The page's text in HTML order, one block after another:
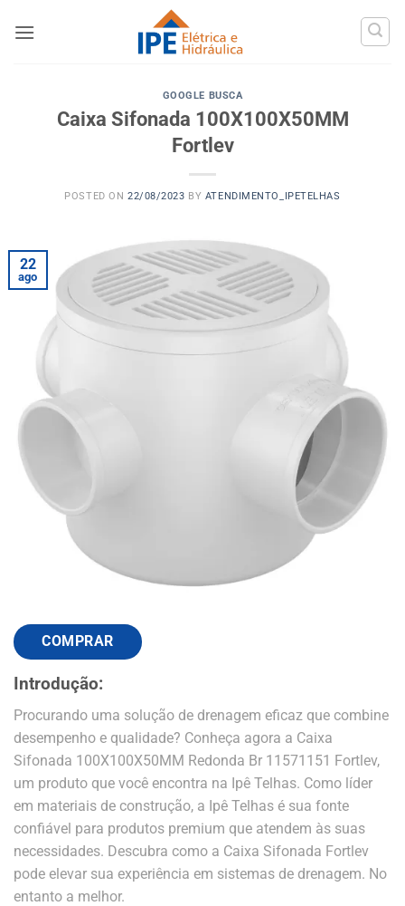
GOOGLE BUSCA
Caixa Sifonada 100X100X50MM
Fortlev
POSTED ON 22/08/2023 BY ATENDIMENTO_IPETELHAS
22
ago
COMPRAR
Introdução:
Procurando uma solução de drenagem eficaz que combine
desempenho e qualidade? Conheça agora a Caixa
Sifonada 100X100X50MM Redonda Br 11571151 Fortlev,
um produto que você encontra na Ipê Telhas. Como líder
em materiais de construção, a Ipê Telhas é sua fonte
confiável para produtos premium que atendem às suas
necessidades. Descubra como a Caixa Sifonada Fortlev
pode elevar sua experiência em sistemas de drenagem. No
entanto a melhor.